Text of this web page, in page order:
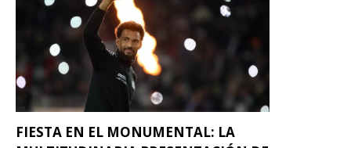
FIESTA EN EL MONUMENTAL: LA